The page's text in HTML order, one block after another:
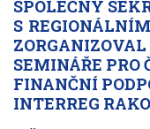
SPOLEČNÝ
S
SEMINÁŘE PRO
FINANČNÍ
INTERREG